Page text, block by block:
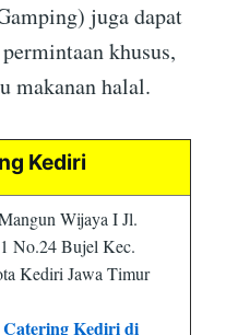
juga dapat
khusus,
makanan halal.
Kediri
Wijaya I Jl.
No.24 Bujel Kec.
Kediri Jawa Timur
Kediri di